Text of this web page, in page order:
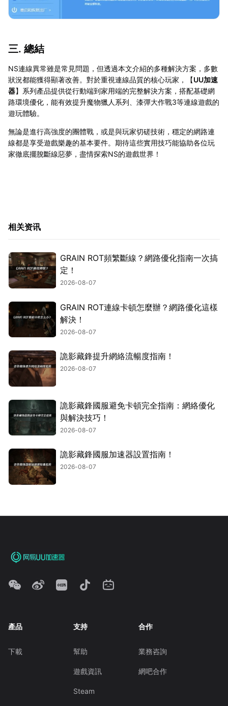
三. 總結
NS連線異常雖是常見問題，但透過本文介紹的多種解決方案，多數
狀況都能獲得顯著改善。對於重視連線品質的核心玩家，【UU加速
器】系列產品提供從行動端到家用端的完整解決方案，搭配基礎網
路環境優化，能有效提升魔物獵人系列、漆彈大作戰3等連線遊戲的
遊玩體驗。
無論是進行高強度的團體戰，或是與玩家切磋技術，穩定的網路連
線都是享受遊戲樂趣的基本要件。期待這些實用技巧能協助各位玩
家徹底擺脫斷線惡夢，盡情探索NS的遊戲世界！
相关资讯
GRAIN ROT頻繁斷線？網路優化指南一次搞
定！
2026-08-07
GRAIN ROT連線卡頓怎麼辦？網路優化這樣
解決！
2026-08-07
詭影藏鋒提升網絡流暢度指南！
2026-08-07
詭影藏鋒國服避免卡頓完全指南：網絡優化
與解決技巧！
2026-08-07
詭影藏鋒國服加速器設置指南！
2026-08-07
產品
下載
支持
幫助
遊戲資訊
Steam
合作
業務咨詢
網吧合作